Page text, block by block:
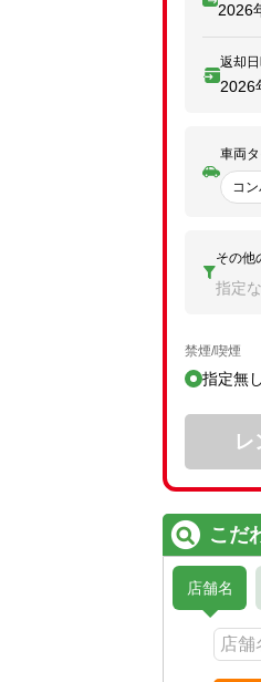
2026
返却
2026
車両
コ
その他
指定
禁煙/喫煙
指定無し
レ
こだ
店舗名